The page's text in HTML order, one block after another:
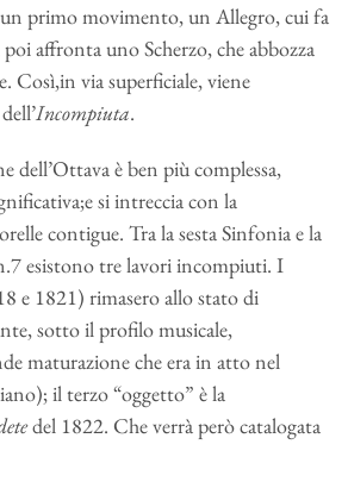
primo movimento, un Allegro, cui fa
affronta uno Scherzo, che abbozza
Così,in via superficiale, viene
Incompiuta.
dell’Ottava è ben più complessa,
si intreccia con la
contigue. Tra la sesta Sinfonia e la
esistono tre lavori incompiuti. I
e 1821) rimasero allo stato di
sotto il profilo musicale,
maturazione che era in atto nel
il terzo “oggetto” è la
del 1822. Che verrà però catalogata